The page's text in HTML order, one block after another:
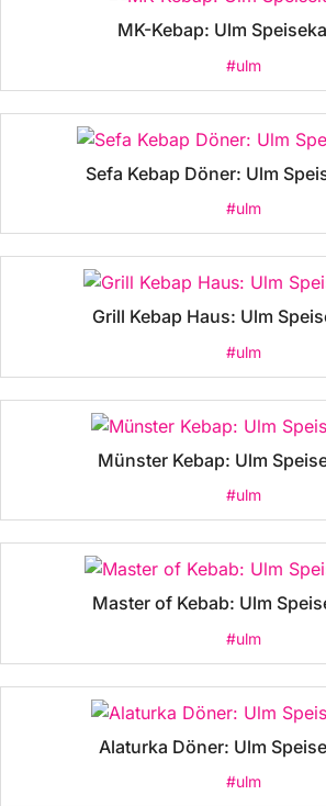
MK-Kebap: Ulm
#ulm
Sefa Kebap Döner: Ulm
#ulm
Grill Kebap Haus: Ulm
#ulm
Münster Kebap: Ulm
#ulm
Master of Kebab: Ulm
#ulm
Alaturka Döner: Ulm
#ulm